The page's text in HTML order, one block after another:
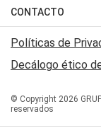
Judiciales
Economia
Trucos caseros
Series y Películas
Edictos y
Mundial
Automovilismo
Rugby
Básquet
Canal 7 en Vivo
San Juan 8
CONTACTO
Acerca de Nosotros
Contactanos
Políticas de
Decálogo ético
© Copyright 2026
reservados